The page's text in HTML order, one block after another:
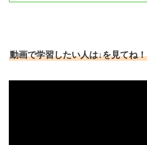
動画で学習したい人は↓を見てね！